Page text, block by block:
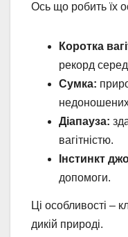
Ось що робить їх
Коротка
рекорд
Сумка:
Діапауза:
вагітністю.
Інстинкт
допомоги.
Ці особливості –
дикій природі.